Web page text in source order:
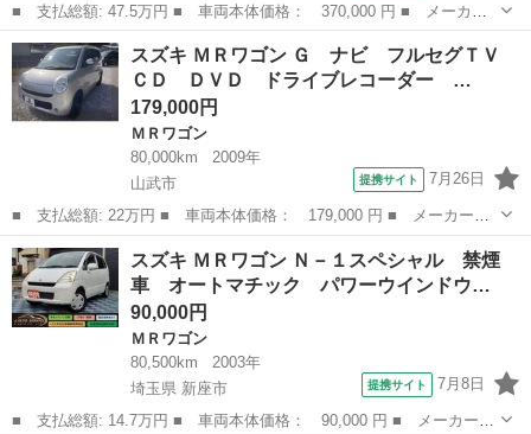
■ 支払総額: 47.5万円 ■ 車両本体価格： 370,000 円 ■ メーカー
名： スズキ ■ 車種名： ＭＲワゴン ■ グレード名： Ｘ 禁煙
車 純正ＣＤチューナー ＵＳＢ スマートキー ドアバイザー バ
ックカメラ ...
千葉 流山市 ＭＲワゴン
スズキ ＭＲワゴン Ｇ ナビ フルセグＴＶ
ＣＤ ＤＶＤ ドライブレコーダー …
179,000円
ＭＲワゴン
80,000km
2009年
山武市
提携サイト 7月26日
■ 支払総額: 22万円 ■ 車両本体価格： 179,000 円 ■ メーカー
名： スズキ ■ 車種名： ＭＲワゴン ■ グレード名： Ｇ ナ
ビ フルセグＴＶ ＣＤ ＤＶＤ ドライブレコーダー ＥＴＣ バ
ックカメラ スマー...
千葉 山武市 ＭＲワゴン
スズキ ＭＲワゴン Ｎ－１スペシャル 禁煙
車 オートマチック パワーウインドウ…
90,000円
ＭＲワゴン
80,500km
2003年
埼玉県 新座市
提携サイト 7月8日
■ 支払総額: 14.7万円 ■ 車両本体価格： 90,000 円 ■ メーカー